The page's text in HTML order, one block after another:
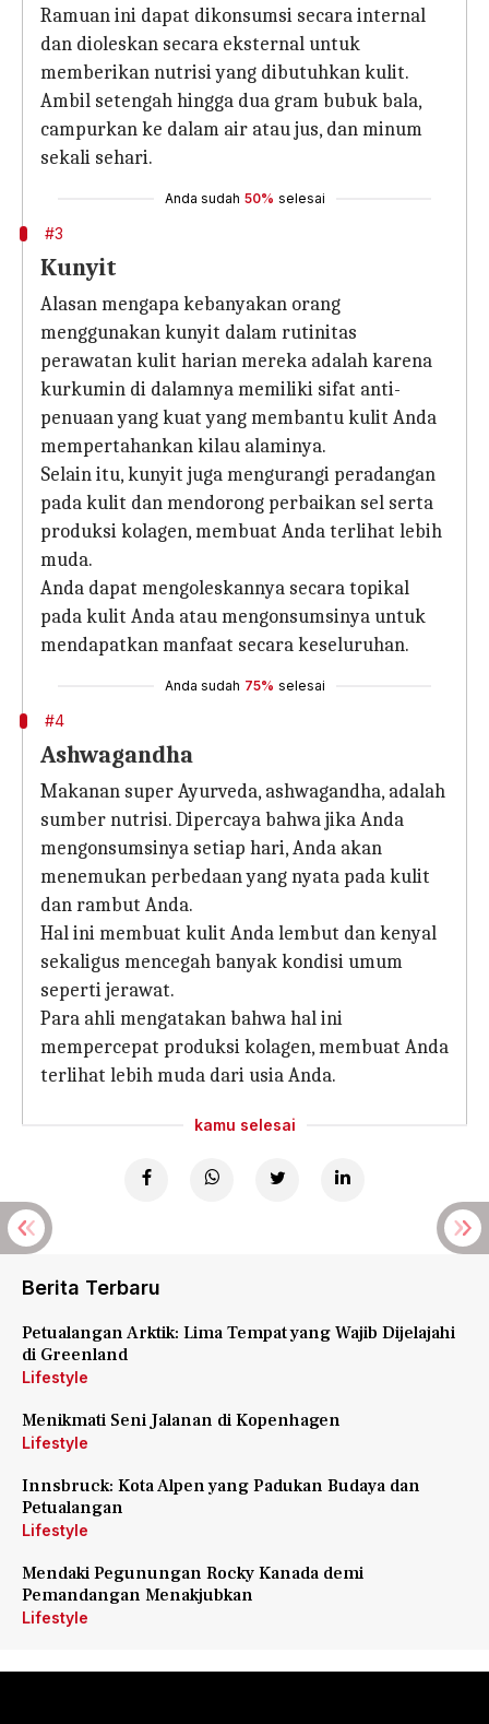
Ramuan ini dapat dikonsumsi secara internal
dan dioleskan secara eksternal untuk
memberikan nutrisi yang dibutuhkan kulit.
Ambil setengah hingga dua gram bubuk bala,
campurkan ke dalam air atau jus, dan minum
sekali sehari.
Anda sudah 50% selesai
#3
Kunyit
Alasan mengapa kebanyakan orang
menggunakan kunyit dalam rutinitas
perawatan kulit harian mereka adalah karena
kurkumin di dalamnya memiliki sifat anti-
penuaan yang kuat yang membantu kulit Anda
mempertahankan kilau alaminya.
Selain itu, kunyit juga mengurangi peradangan
pada kulit dan mendorong perbaikan sel serta
produksi kolagen, membuat Anda terlihat lebih
muda.
Anda dapat mengoleskannya secara topikal
pada kulit Anda atau mengonsumsinya untuk
mendapatkan manfaat secara keseluruhan.
Anda sudah 75% selesai
#4
Ashwagandha
Makanan super Ayurveda, ashwagandha, adalah
sumber nutrisi. Dipercaya bahwa jika Anda
mengonsumsinya setiap hari, Anda akan
menemukan perbedaan yang nyata pada kulit
dan rambut Anda.
Hal ini membuat kulit Anda lembut dan kenyal
sekaligus mencegah banyak kondisi umum
seperti jerawat.
Para ahli mengatakan bahwa hal ini
mempercepat produksi kolagen, membuat Anda
terlihat lebih muda dari usia Anda.
kamu selesai
Berita Terbaru
Petualangan Arktik: Lima Tempat yang Wajib Dijelajahi
di Greenland
Lifestyle
Menikmati Seni Jalanan di Kopenhagen
Lifestyle
Innsbruck: Kota Alpen yang Padukan Budaya dan
Petualangan
Lifestyle
Mendaki Pegunungan Rocky Kanada demi
Pemandangan Menakjubkan
Lifestyle